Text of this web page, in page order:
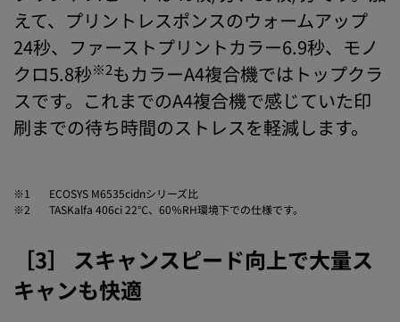
えて、プリントレスポンスのウォームアップ
24秒、ファーストプリントカラー6.9秒、モノ
クロ5.8秒※2もカラーA4複合機ではトップクラ
スです。これまでのA4複合機で感じていた印
刷までの待ち時間のストレスを軽減します。
※1
ECOSYS M6535cidnシリーズ比
※2
TASKalfa 406ci 22℃、60％RH環境下での仕様です。
［3］ スキャンスピード向上で大量ス
キャンも快適